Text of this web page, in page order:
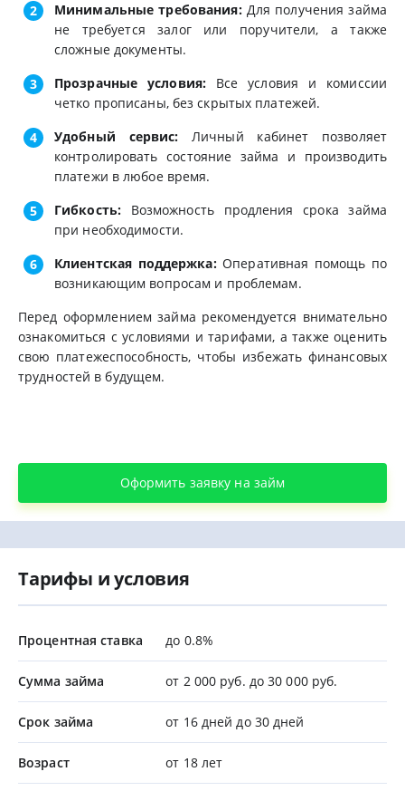
Минимальные требования:Для получения займа
не требуется залог или поручители, а также
сложные документы.
Прозрачные условия:Все условия и комиссии
четко прописаны, без скрытых платежей.
Удобный сервис: Личный кабинет позволяет
контролировать состояние займа и производить
платежи в любое время.
Гибкость: Возможность продления срока займа
при необходимости.
Клиентская поддержка:Оперативная помощь по
возникающим вопросам и проблемам.
Перед оформлением займа рекомендуется внимательно
ознакомиться с условиями и тарифами, а также оценить
свою платежеспособность, чтобы избежать финансовых
трудностей в будущем.
Оформить заявку на займ
Тарифы и условия
Процентная ставка до 0.8%
Сумма займа от 2 000 руб. до 30 000 руб.
Срок займа от 16 дней до 30 дней
Возраст от 18 лет